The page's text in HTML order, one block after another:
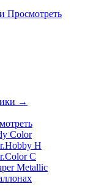
Просмотреть
→
Color
H
C
Metallic